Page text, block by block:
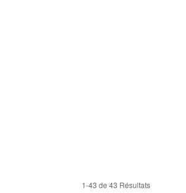
1-43 de 43 Résultats